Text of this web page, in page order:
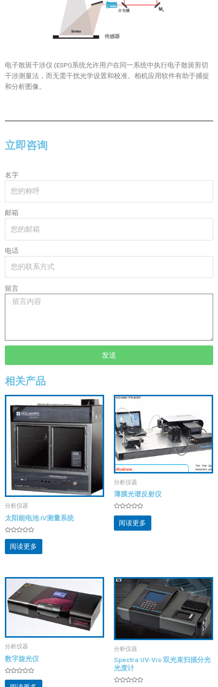
电子散斑干涉仪 (ESPI)系统允许用户在同一系统中执行电子散斑剪切
干涉测量法，而无需干扰光学设置和校准。相机应用软件有助于捕捉
和分析图像。
立即咨询
名字
邮箱
电话
留言
发送
相关产品
分析仪器
太阳能电池 IV测量系统
评
分
&sol;
阅读更多
分析仪器
薄膜光谱反射仪
评
分
&sol;
阅读更多
分析仪器
数字旋光仪
评
分
分析仪器
Spectra UV-Vis 双光束扫描分光
光度计